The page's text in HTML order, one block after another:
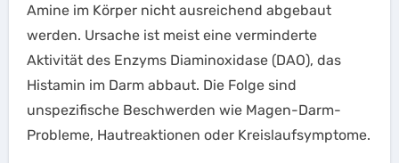
Amine im Körper nicht ausreichend abgebaut
werden. Ursache ist meist eine verminderte
Aktivität des Enzyms Diaminoxidase (DAO), das
Histamin im Darm abbaut. Die Folge sind
unspezifische Beschwerden wie Magen-Darm-
Probleme, Hautreaktionen oder Kreislaufsymptome.